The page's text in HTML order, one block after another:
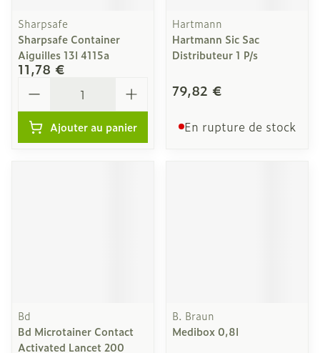
Sharpsafe
Sharpsafe Container
Aiguilles 13l 4115a
11,78 €
Ajouter au panier
Hartmann
Hartmann Sic Sac
Distributeur 1 P/s
79,82 €
En rupture de stock
Bd
Bd Microtainer Contact
Activated Lancet 200
B. Braun
Medibox 0,8l